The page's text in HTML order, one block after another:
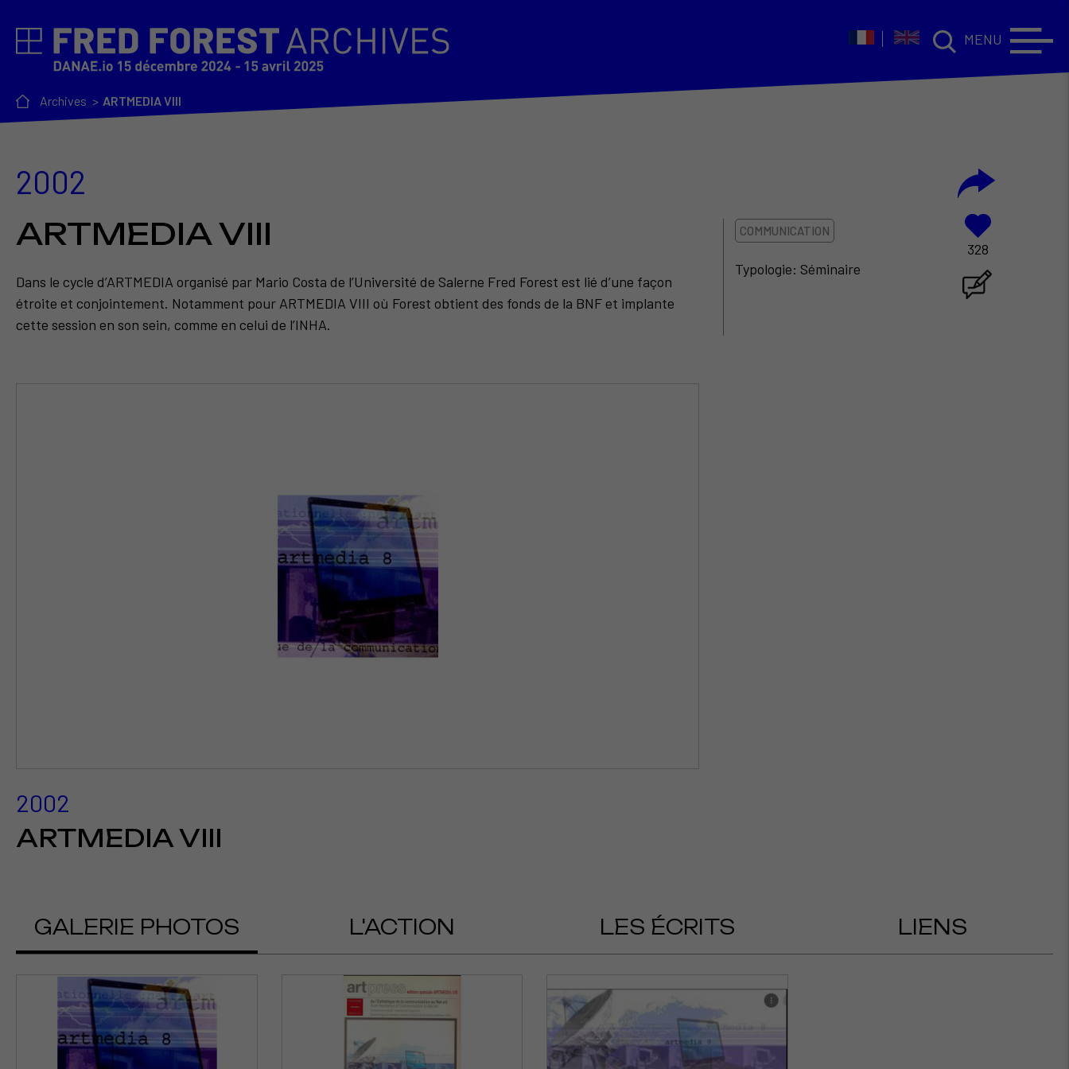
MENU
Archives ARTMEDIA VIII
328
2002
ARTMEDIA VIII
Dans le cycle d’ARTMEDIA organisé par Mario Costa de l’Université de Salerne Fred Forest est lié d’une façon
étroite et conjointement. Notamment pour ARTMEDIA VIII où Forest obtient des fonds de la BNF et implante
cette session en son sein, comme en celui de l’INHA.
COMMUNICATION
Typologie: Séminaire
2002
ARTMEDIA VIII
GALERIE PHOTOS L'ACTION LES ÉCRITS LIENS